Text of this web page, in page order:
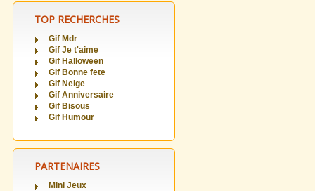
TOP RECHERCHES
Gif Mdr
Gif Je t'aime
Gif Halloween
Gif Bonne fete
Gif Neige
Gif Anniversaire
Gif Bisous
Gif Humour
PARTENAIRES
Mini Jeux